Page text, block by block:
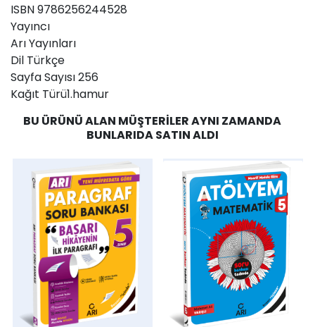
ISBN 9786256244528
Yayıncı
Arı Yayınları
Dil Türkçe
Sayfa Sayısı 256
Kağıt Türü1.hamur
BU ÜRÜNÜ ALAN MÜŞTERILER AYNI ZAMANDA
BUNLARIDA SATIN ALDI